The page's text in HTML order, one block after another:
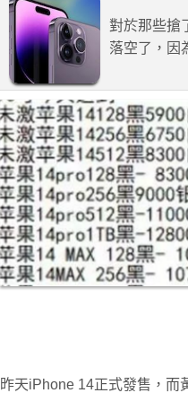
對於那些搶
落空了，因
昨天iPhone 14正式發售，而